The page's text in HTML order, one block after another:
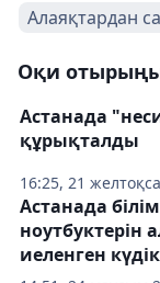
Алаяқтардан
Оқи
16:25, 21
Астанада
құрықталды
Астанада
ноутбуктерін
иеленген